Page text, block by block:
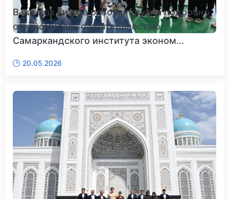
В рамках визита рабочая группа подробно
ознакомилась с деятельностью
Самаркандского института эконом...
20.05.2026